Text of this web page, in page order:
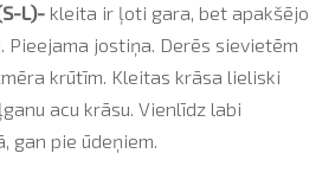
L)- kleita ir ļoti gara, bet apakšējo
Pieejama jostiņa. Derēs sievietēm
krūtīm. Kleitas krāsa lieliski
acu krāsu. Vienlīdz labi
gan pie ūdeņiem.